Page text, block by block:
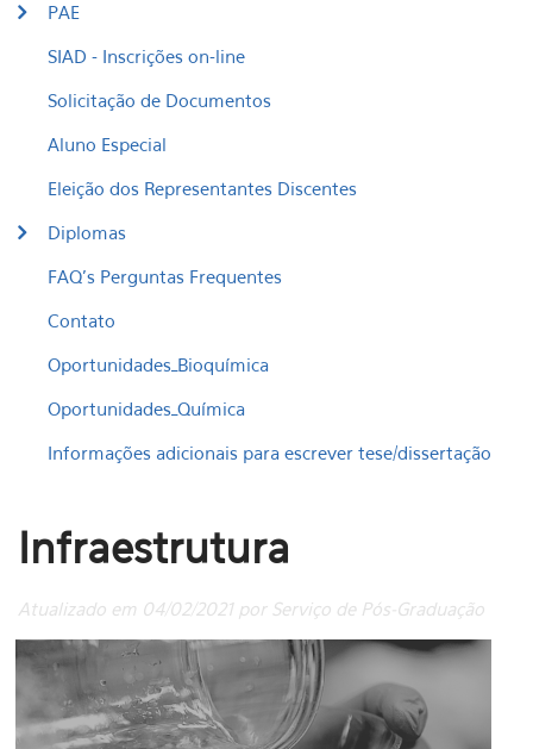
PAE
SIAD - Inscrições on-line
Solicitação de Documentos
Aluno Especial
Eleição dos Representantes Discentes
Diplomas
FAQ's Perguntas Frequentes
Contato
Oportunidades_Bioquímica
Oportunidades_Química
Informações adicionais para escrever tese/dissertação
Infraestrutura
Atualizado em 04/02/2021 por Serviço de Pós-Graduação